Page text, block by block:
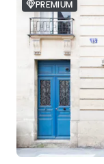
PREMIUM